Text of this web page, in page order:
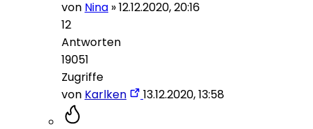
von Nina »12.12.2020, 20:16
12
Antworten
19051
Zugriffe
von Karlken 13.12.2020, 13:58